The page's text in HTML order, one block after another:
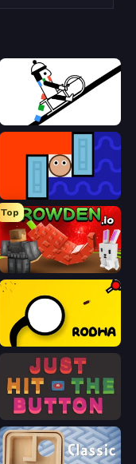
Line Rider
Lava and Aqua
Top
Grow A Garden | Growden.io
Rodha
Just Hit the Button